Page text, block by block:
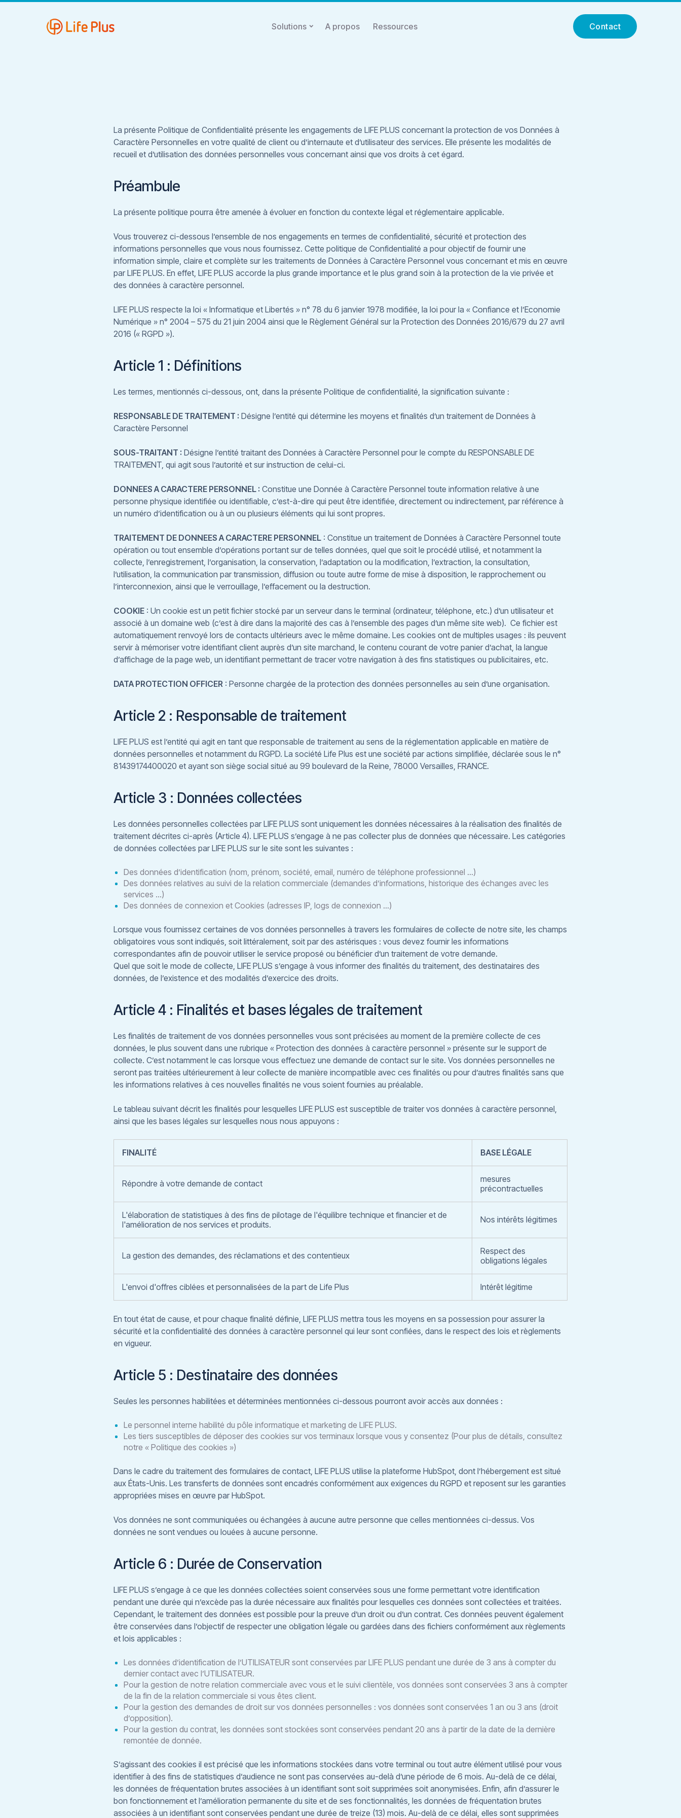
Solutions A propos Ressources Contact
La présente Politique de Confidentialité présente les engagements de LIFE PLUS concernant la protection de vos Données à
Caractère Personnelles en votre qualité de client ou d’internaute et d’utilisateur des services. Elle présente les modalités de
recueil et d’utilisation des données personnelles vous concernant ainsi que vos droits à cet égard.
Préambule
La présente politique pourra être amenée à évoluer en fonction du contexte légal et réglementaire applicable.
Vous trouverez ci-dessous l’ensemble de nos engagements en termes de confidentialité, sécurité et protection des
informations personnelles que vous nous fournissez. Cette politique de Confidentialité a pour objectif de fournir une
information simple, claire et complète sur les traitements de Données à Caractère Personnel vous concernant et mis en œuvre
par LIFE PLUS. En effet, LIFE PLUS accorde la plus grande importance et le plus grand soin à la protection de la vie privée et
des données à caractère personnel.
LIFE PLUS respecte la loi « Informatique et Libertés » n° 78 du 6 janvier 1978 modifiée, la loi pour la « Confiance et l’Economie
Numérique » n° 2004 – 575 du 21 juin 2004 ainsi que le Règlement Général sur la Protection des Données 2016/679 du 27 avril
2016 (« RGPD »).
Article 1 : Définitions
Les termes, mentionnés ci-dessous, ont, dans la présente Politique de confidentialité, la signification suivante :
RESPONSABLE DE TRAITEMENT : Désigne l’entité qui détermine les moyens et finalités d’un traitement de Données à
Caractère Personnel
SOUS-TRAITANT : Désigne l’entité traitant des Données à Caractère Personnel pour le compte du RESPONSABLE DE
TRAITEMENT, qui agit sous l’autorité et sur instruction de celui-ci.
DONNEES A CARACTERE PERSONNEL : Constitue une Donnée à Caractère Personnel toute information relative à une
personne physique identifiée ou identifiable, c’est-à-dire qui peut être identifiée, directement ou indirectement, par référence à
un numéro d’identification ou à un ou plusieurs éléments qui lui sont propres.
TRAITEMENT DE DONNEES A CARACTERE PERSONNEL : Constitue un traitement de Données à Caractère Personnel toute
opération ou tout ensemble d’opérations portant sur de telles données, quel que soit le procédé utilisé, et notamment la
collecte, l’enregistrement, l’organisation, la conservation, l’adaptation ou la modification, l’extraction, la consultation,
l’utilisation, la communication par transmission, diffusion ou toute autre forme de mise à disposition, le rapprochement ou
l’interconnexion, ainsi que le verrouillage, l’effacement ou la destruction.
COOKIE : Un cookie est un petit fichier stocké par un serveur dans le terminal (ordinateur, téléphone, etc.) d’un utilisateur et
associé à un domaine web (c’est à dire dans la majorité des cas à l’ensemble des pages d’un même site web). Ce fichier est
automatiquement renvoyé lors de contacts ultérieurs avec le même domaine. Les cookies ont de multiples usages : ils peuvent
servir à mémoriser votre identifiant client auprès d’un site marchand, le contenu courant de votre panier d’achat, la langue
d’affichage de la page web, un identifiant permettant de tracer votre navigation à des fins statistiques ou publicitaires, etc.
DATA PROTECTION OFFICER : Personne chargée de la protection des données personnelles au sein d’une organisation.
Article 2 : Responsable de traitement
LIFE PLUS est l’entité qui agit en tant que responsable de traitement au sens de la réglementation applicable en matière de
données personnelles et notamment du RGPD. La société Life Plus est une société par actions simplifiée, déclarée sous le n°
81439174400020 et ayant son siège social situé au 99 boulevard de la Reine, 78000 Versailles, FRANCE.
Article 3 : Données collectées
Les données personnelles collectées par LIFE PLUS sont uniquement les données nécessaires à la réalisation des finalités de
traitement décrites ci-après (Article 4). LIFE PLUS s’engage à ne pas collecter plus de données que nécessaire. Les catégories
de données collectées par LIFE PLUS sur le site sont les suivantes :
Des données d’identification (nom, prénom, société, email, numéro de téléphone professionnel …)
Des données relatives au suivi de la relation commerciale (demandes d’informations, historique des échanges avec les
services …)
Des données de connexion et Cookies (adresses IP, logs de connexion …)
Lorsque vous fournissez certaines de vos données personnelles à travers les formulaires de collecte de notre site, les champs
obligatoires vous sont indiqués, soit littéralement, soit par des astérisques : vous devez fournir les informations
correspondantes afin de pouvoir utiliser le service proposé ou bénéficier d’un traitement de votre demande.
Quel que soit le mode de collecte, LIFE PLUS s’engage à vous informer des finalités du traitement, des destinataires des
données, de l’existence et des modalités d’exercice des droits.
Article 4 : Finalités et bases légales de traitement
Les finalités de traitement de vos données personnelles vous sont précisées au moment de la première collecte de ces
données, le plus souvent dans une rubrique « Protection des données à caractère personnel » présente sur le support de
collecte. C’est notamment le cas lorsque vous effectuez une demande de contact sur le site. Vos données personnelles ne
seront pas traitées ultérieurement à leur collecte de manière incompatible avec ces finalités ou pour d’autres finalités sans que
les informations relatives à ces nouvelles finalités ne vous soient fournies au préalable.
Le tableau suivant décrit les finalités pour lesquelles LIFE PLUS est susceptible de traiter vos données à caractère personnel,
ainsi que les bases légales sur lesquelles nous nous appuyons :
FINALITÉ BASE LÉGALE
Répondre à votre demande de contact
mesures
précontractuelles
L'élaboration de statistiques à des fins de pilotage de l'équilibre technique et financier et de
l'amélioration de nos services et produits.
Nos intérêts légitimes
La gestion des demandes, des réclamations et des contentieux
Respect des
obligations légales
L'envoi d'offres ciblées et personnalisées de la part de Life Plus Intérêt légitime
En tout état de cause, et pour chaque finalité définie, LIFE PLUS mettra tous les moyens en sa possession pour assurer la
sécurité et la confidentialité des données à caractère personnel qui leur sont confiées, dans le respect des lois et règlements
en vigueur.
Article 5 : Destinataire des données
Seules les personnes habilitées et déterminées mentionnées ci-dessous pourront avoir accès aux données :
Le personnel interne habilité du pôle informatique et marketing de LIFE PLUS.
Les tiers susceptibles de déposer des cookies sur vos terminaux lorsque vous y consentez (Pour plus de détails, consultez
notre « Politique des cookies »)
Dans le cadre du traitement des formulaires de contact, LIFE PLUS utilise la plateforme HubSpot, dont l’hébergement est situé
aux États-Unis. Les transferts de données sont encadrés conformément aux exigences du RGPD et reposent sur les garanties
appropriées mises en œuvre par HubSpot.
Vos données ne sont communiquées ou échangées à aucune autre personne que celles mentionnées ci-dessus. Vos
données ne sont vendues ou louées à aucune personne.
Article 6 : Durée de Conservation
LIFE PLUS s’engage à ce que les données collectées soient conservées sous une forme permettant votre identification
pendant une durée qui n’excède pas la durée nécessaire aux finalités pour lesquelles ces données sont collectées et traitées.
Cependant, le traitement des données est possible pour la preuve d’un droit ou d’un contrat. Ces données peuvent également
être conservées dans l’objectif de respecter une obligation légale ou gardées dans des fichiers conformément aux règlements
et lois applicables :
Les données d’identification de l’UTILISATEUR sont conservées par LIFE PLUS pendant une durée de 3 ans à compter du
dernier contact avec l’UTILISATEUR.
Pour la gestion de notre relation commerciale avec vous et le suivi clientèle, vos données sont conservées 3 ans à compter
de la fin de la relation commerciale si vous êtes client.
Pour la gestion des demandes de droit sur vos données personnelles : vos données sont conservées 1 an ou 3 ans (droit
d’opposition).
Pour la gestion du contrat, les données sont stockées sont conservées pendant 20 ans à partir de la date de la dernière
remontée de donnée.
S’agissant des cookies il est précisé que les informations stockées dans votre terminal ou tout autre élément utilisé pour vous
identifier à des fins de statistiques d’audience ne sont pas conservées au-delà d’une période de 6 mois. Au-delà de ce délai,
les données de fréquentation brutes associées à un identifiant sont soit supprimées soit anonymisées. Enfin, afin d’assurer le
bon fonctionnement et l’amélioration permanente du site et de ses fonctionnalités, les données de fréquentation brutes
associées à un identifiant sont conservées pendant une durée de treize (13) mois. Au-delà de ce délai, elles sont supprimées